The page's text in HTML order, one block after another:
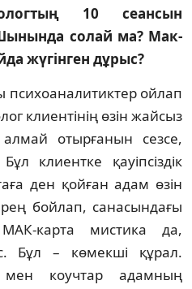
10 сеансын
солай ма? Мак-
жүгінген дұрыс?
ойлап
клиен­тінің өзін жайсыз
отырғанын сезсе,
клиентке қауіпсіздік
ден қойған адам өзін
бойлап, сана­сын­дағы
карта мис­тика да,
Бұл – көмекші құрал.
мен коучтар адам­ның